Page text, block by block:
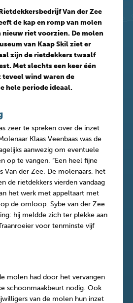
Van der Zee
de kap en romp van molen
nieuw riet voorzien. De molen
van Kaap Skil ziet er
zijn de rietdekkers twaalf
Met slechts een keer één
wind waren de
hele periode ideaal.
zeer te spreken over de inzet
Klaas Veenbaas was de
aanwezig om eventuele
op te vangen. “Een heel fijne
Van der Zee. De molenaars, het
de rietdekkers vierden vandaag
het werk met appeltaart met
de omloop. Sybe van der Zee
hij meldde zich ter plekke aan
voor tenminste vijf
molen had door het vervangen
schoonmaakbeurt nodig. Ook
van de molen hun inzet